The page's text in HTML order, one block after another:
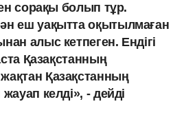
сорақы болып тұр.
еш уақытта оқытылмаған
алыс кетпеген. Ендігі
Қазақстанның
Қазақстанның
келді», - дейді